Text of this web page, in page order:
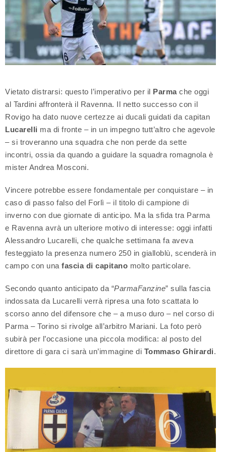
Vietato distrarsi: questo l’imperativo per il Parmache oggi
al Tardini affronterà il Ravenna. Il netto successo con il
Rovigo ha dato nuove certezze ai ducali guidati da capitan
Lucarelli ma di fronte – in un impegno tutt’altro che agevole
– si troveranno una squadra che non perde da sette
incontri, ossia da quando a guidare la squadra romagnola è
mister Andrea Mosconi.
Vincere potrebbe essere fondamentale per conquistare – in
caso di passo falso del Forlì – il titolo di campione di
inverno con due giornate di anticipo. Ma la sfida tra Parma
e Ravenna avrà un ulteriore motivo di interesse: oggi infatti
Alessandro Lucarelli, che qualche settimana fa aveva
festeggiato la presenza numero 250 in gialloblù, scenderà in
campo con una fascia di capitano molto particolare.
Secondo quanto anticipato da “ParmaFanzine” sulla fascia
indossata da Lucarelli verrà ripresa una foto scattata lo
scorso anno del difensore che – a muso duro – nel corso di
Parma – Torino si rivolge all’arbitro Mariani. La foto però
subirà per l’occasione una piccola modifica: al posto del
direttore di gara ci sarà un’immagine di Tommaso Ghirardi.